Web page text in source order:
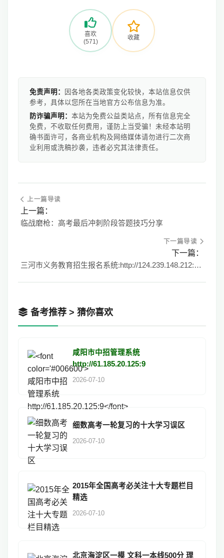
喜欢
(571)
收藏
免责声明：
因各地各类政策变化较快，本站信息仅供
参考，具体以您所在当地官方公布信息为准。
防诈骗声明： 本站为免费公益类站点，所有信息完全
免费，不收取任何费用，谨防上当受骗！未经本站明
确书面许可，各商业机构及网络媒体请勿进行二次商
业利用或洗稿抄袭，违者必究其法律责任。
上一篇导读
上一篇：
临战磨枪：高考最后冲刺阶段答题技巧分享
下一篇导读
下一篇：
三河市义务教育招生报名系统:http://124.239.148.212:9586/
备考推荐 > 猜你喜欢
咸阳市中招管理系统
http://61.185.20.125:9
2026-07-10
细数高考一轮复习的十大学习误区
2026-07-10
2015年全国高考必关注十大专题栏目
精选
2026-07-10
北京海淀区一模 文科一本线500分 理